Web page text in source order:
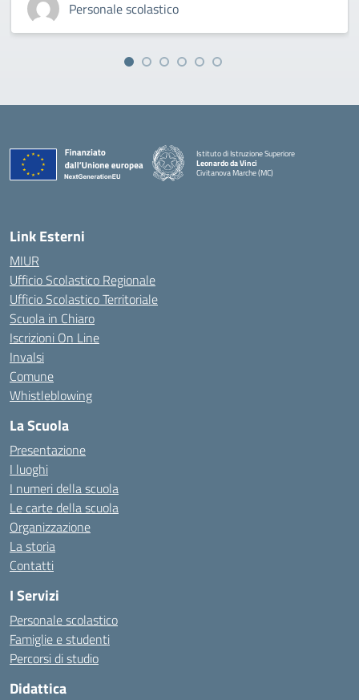
Personale scolastico
Istituto di Istruzione Superiore
Leonardo da Vinci
Civitanova Marche (MC)
Link Esterni
MIUR
Ufficio Scolastico Regionale
Ufficio Scolastico Territoriale
Scuola in Chiaro
Iscrizioni On Line
Invalsi
Comune
Whistleblowing
La Scuola
Presentazione
I luoghi
I numeri della scuola
Le carte della scuola
Organizzazione
La storia
Contatti
I Servizi
Personale scolastico
Famiglie e studenti
Percorsi di studio
Didattica